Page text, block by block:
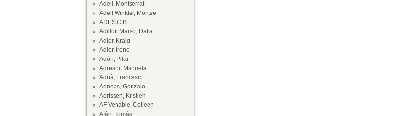
Adell, Montserrat
Adell Winkler, Montse
ADES C.B.
Adillon Marsó, Dàlia
Adler, Kraig
Adler, Irene
Adón, Pilar
Adreani, Manuela
Adrià, Francesc
Aeneas, Gonzalo
Aertssen, Kristien
AF Venable, Colleen
Afán, Tomás